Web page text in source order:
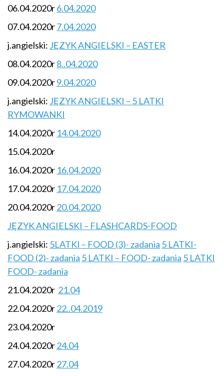
06.04.2020r6.04.2020
07.04.2020r7.04.2020
j.angielski: JĘZYK ANGIELSKI – EASTER
08.04.2020r8..04.2020
09.04.2020r9.04.2020
j.angielski: JĘZYK ANGIELSKI – 5 LATKI
RYMOWANKI
14.04.2020r 14.04.2020
15.04.2020r
16.04.2020r 16.04.2020
17.04.2020r 17.04.2020
20.04.2020r20.04.2020
JĘZYK ANGIELSKI – FLASHCARDS-FOOD
j.angielski: 5LATKI – FOOD (3)- zadania 5 LATKI-
FOOD (2)- zadania 5 LATKI – FOOD- zadania 5 LATKI
FOOD- zadania
21.04.2020r 21.04
22.04.2020r22..04.2019
23.04.2020r
24.04.2020r24.04
27.04.2020r27.04